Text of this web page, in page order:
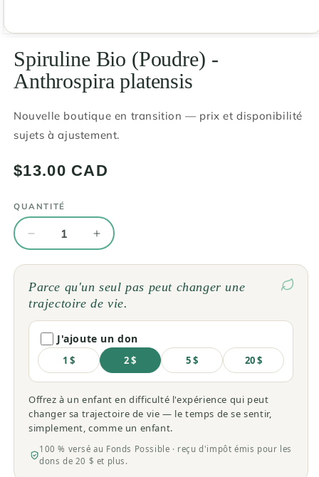
média
dans
une
modale
Spiruline Bio (Poudre) -
Anthrospira platensis
Nouvelle boutique en transition — prix et disponibilité
sujets à ajustement.
Prix
$13.00 CAD
Quantité
QUANTITÉ
Réduire
la
quantité
de
Spiruline
Bio
(Poudre)
Anthrospira
platensis
Augmenter
la
quantité
de
Spiruline
-
Anthrospira
platensis
Parce qu'un seul pas peut changer une
trajectoire de vie.
J'ajoute un don
1 $ 2 $ 5 $ 20 $
Offrez à un enfant en difficulté l'expérience qui peut
changer sa trajectoire de vie — le temps de se sentir,
simplement, comme un enfant.
100 % versé au Fonds Possible · reçu d'impôt émis pour les
dons de 20 $ et plus.